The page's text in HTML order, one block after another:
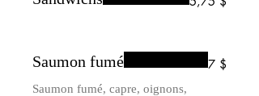
Saumon fumé
Saumon fumé, capre, oignons,
7 $